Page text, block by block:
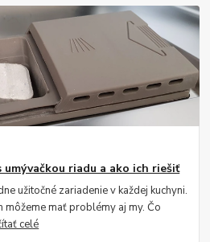
riadu a ako ich riešiť
užitočné zariadenie v každej kuchyni.
môžeme mať problémy aj my. Čo
celé